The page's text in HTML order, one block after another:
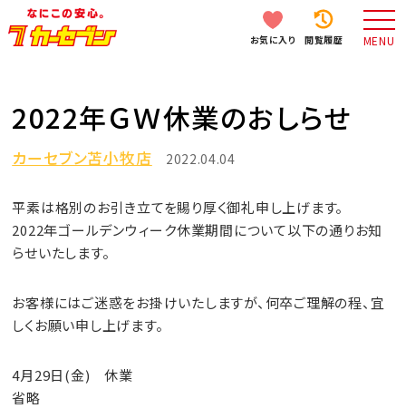
お気に入り 閲覧履歴 MENU
2022年ＧＷ休業のおしらせ
カーセブン苫小牧店 2022.04.04
平素は格別のお引き立てを賜り厚く御礼申し上げます。
2022年ゴールデンウィーク休業期間について以下の通りお知
らせいたします。
お客様にはご迷惑をお掛けいたしますが、何卒ご理解の程、宜
しくお願い申し上げます。
4月29日(金) 休業
省略